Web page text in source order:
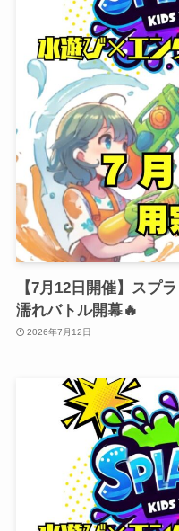
【7月12日開催】スプ
濡れバトル開幕🔥
2026年7月12日